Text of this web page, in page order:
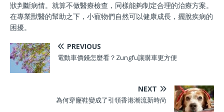
狀判斷病情。就算不做醫療檢查，同樣能夠制定合理的治療方案。
在專業獸醫的幫助之下，小寵物們自然可以健康成長，擺脫疾病的
困擾。
PREVIOUS
電動車價錢怎麼看？Zungfu讓購車更方便
NEXT
為何穿窿鞋變成了引領香港潮流新時尚